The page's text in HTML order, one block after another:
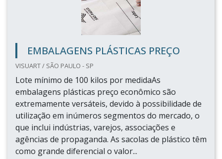
EMBALAGENS PLÁSTICAS PREÇO
VISUART / SÃO PAULO - SP
Lote mínimo de 100 kilos por medidaAs
embalagens plásticas preço econômico são
extremamente versáteis, devido à possibilidade de
utilização em inúmeros segmentos do mercado, o
que inclui indústrias, varejos, associações e
agências de propaganda. As sacolas de plástico têm
como grande diferencial o valor...